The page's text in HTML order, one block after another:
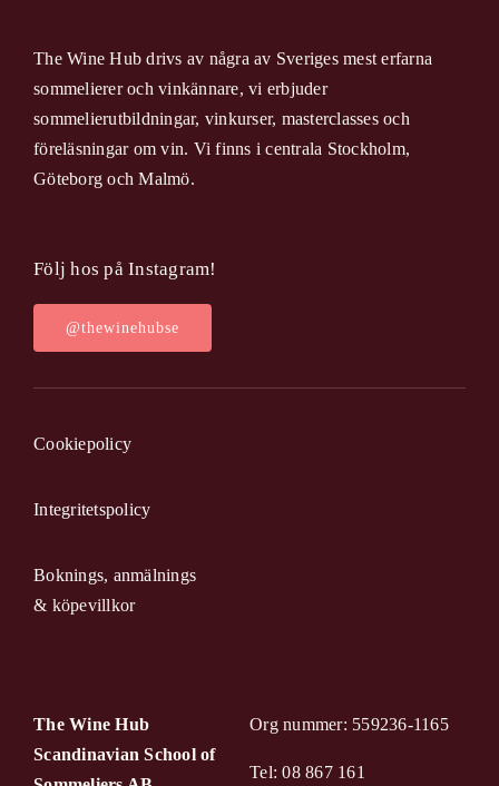
The Wine Hub drivs av några av Sveriges mest erfarna
sommelierer och vinkännare, vi erbjuder
sommelierutbildningar, vinkurser, masterclasses och
föreläsningar om vin. Vi finns i centrala Stockholm,
Göteborg och Malmö.
Följ hos på Instagram!
@thewinehubse
Cookiepolicy
Integritetspolicy
Boknings, anmälnings
& köpevillkor
The Wine Hub
Scandinavian School of
Org nummer: 559236-1165
Tel: 08 867 161